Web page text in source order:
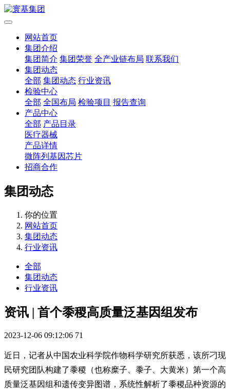
网站首页
集团介绍
集团简介 集团荣誉 全产业链布局 联系我们
集团动态
全部 集团动态 行业资讯
检验中心
全部 全国布局 检验项目 报告查询
产品中心
全部 产品目录
医疗器械
产品详情
微阵列基因芯片
招商合作
集团动态
你的位置
网站首页
集团动态
行业资讯
全部
集团动态
行业资讯
资讯 | 首个黍稷高质量泛基因组发布
2023-12-06 09:12:06 71
近日，记者从中国农业科学院作物科学研究所获悉，该所刁现
民研究团队构建了黍稷（也称糜子、黍子、大黄米）第一个高
质量泛基因组和遗传变异图谱，系统性解析了黍稷品种资源的